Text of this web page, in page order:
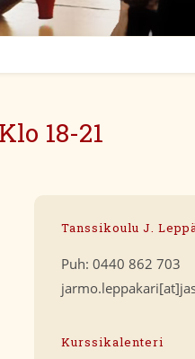
18-21
Tanssikoulu J.
Puh: 0440 862 703
Kurssikalenteri